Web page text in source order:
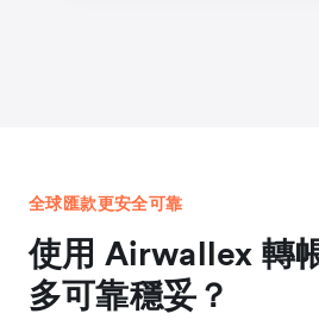
全球匯款更安全可靠
使用 Airwallex 轉
多可靠穩妥？